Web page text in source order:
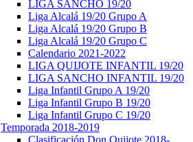
LIGA SANCHO 19/20
Liga Alcalá 19/20 Grupo A
Liga Alcalá 19/20 Grupo B
Liga Alcalá 19/20 Grupo C
Calendario 2021-2022
LIGA QUIJOTE INFANTIL 19/20
LIGA SANCHO INFANTIL 19/20
Liga Infantil Grupo A 19/20
Liga Infantil Grupo B 19/20
Liga Infantil Grupo C 19/20
Temporada 2018-2019
Clasificación Don Quijote 2018-